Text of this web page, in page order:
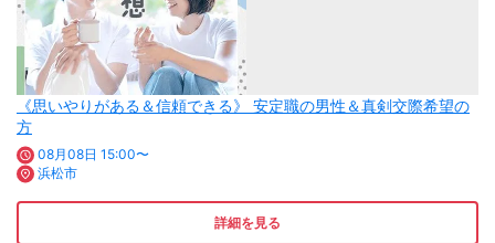
《思いやりがある＆信頼できる》 安定職の男性＆真剣交際希望の
方
08月08日 15:00〜
浜松市
詳細を見る